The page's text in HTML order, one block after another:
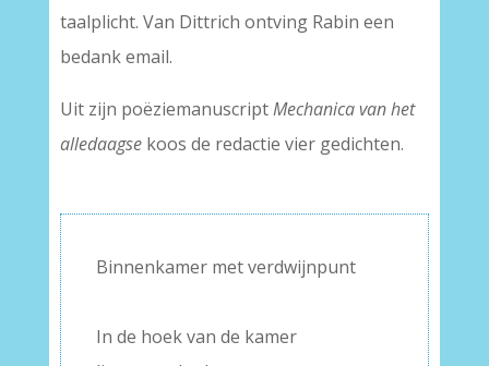
taalplicht. Van Dittrich ontving Rabin een
bedank email.
Uit zijn poëziemanuscriptMechanica van het
alledaagsekoos de redactie vier gedichten.
Binnenkamer met verdwijnpunt
In de hoek van de kamer